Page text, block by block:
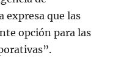
expresa que las
opción para las